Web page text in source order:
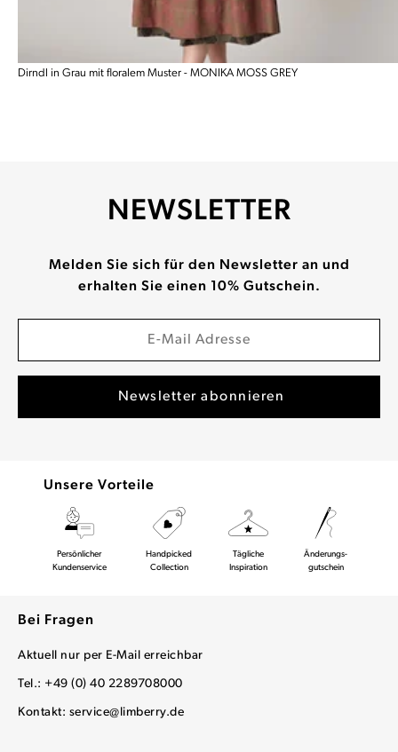
Dirndl in Grau mit floralem Muster - MONIKA MOSS GREY
NEWSLETTER
Melden Sie sich für den Newsletter an und
erhalten Sie einen 10% Gutschein.
Unsere Vorteile
Persönlicher
Kundenservice
Handpicked
Collection
Tägliche
Inspiration
Änderungs-
gutschein
Bei Fragen
Aktuell nur per E-Mail erreichbar
Tel.: +49 (0) 40 2289708000
Kontakt: service@limberry.de